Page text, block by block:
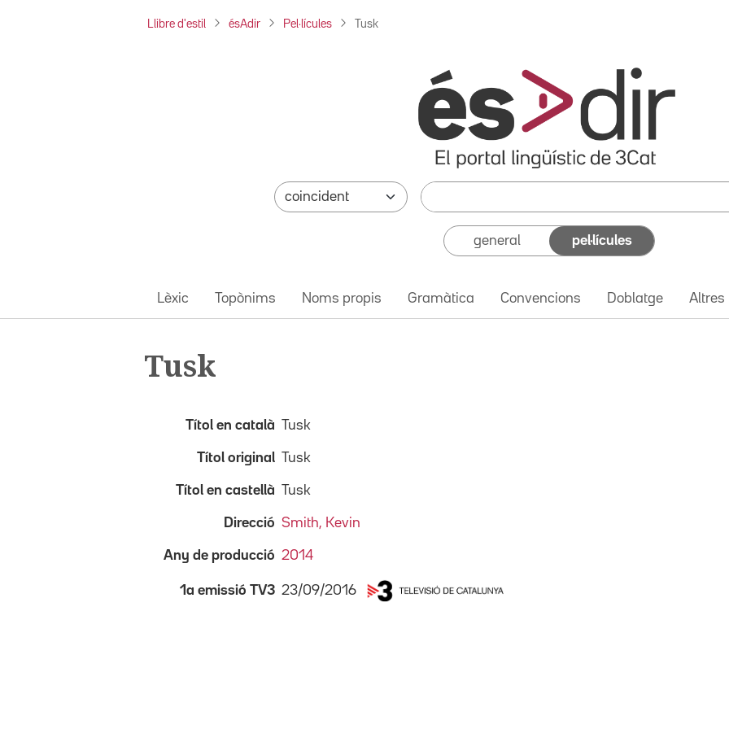
Llibre d'estil ésAdir Pel·lícules Tusk
general pel·lícules
Lèxic Topònims Noms propis Gramàtica Convencions Doblatge Altres
Tusk
Títol en català Tusk
Títol original Tusk
Títol en castellà Tusk
Direcció Smith, Kevin
Any de producció 2014
1a emissió TV3 23/09/2016